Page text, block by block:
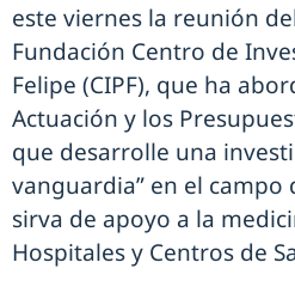
este viernes la reunión
Fundación Centro de
Felipe (CIPF), que ha
Actuación y los
que desarrolle una
vanguardia” en el
sirva de apoyo a la
Hospitales y Centros de